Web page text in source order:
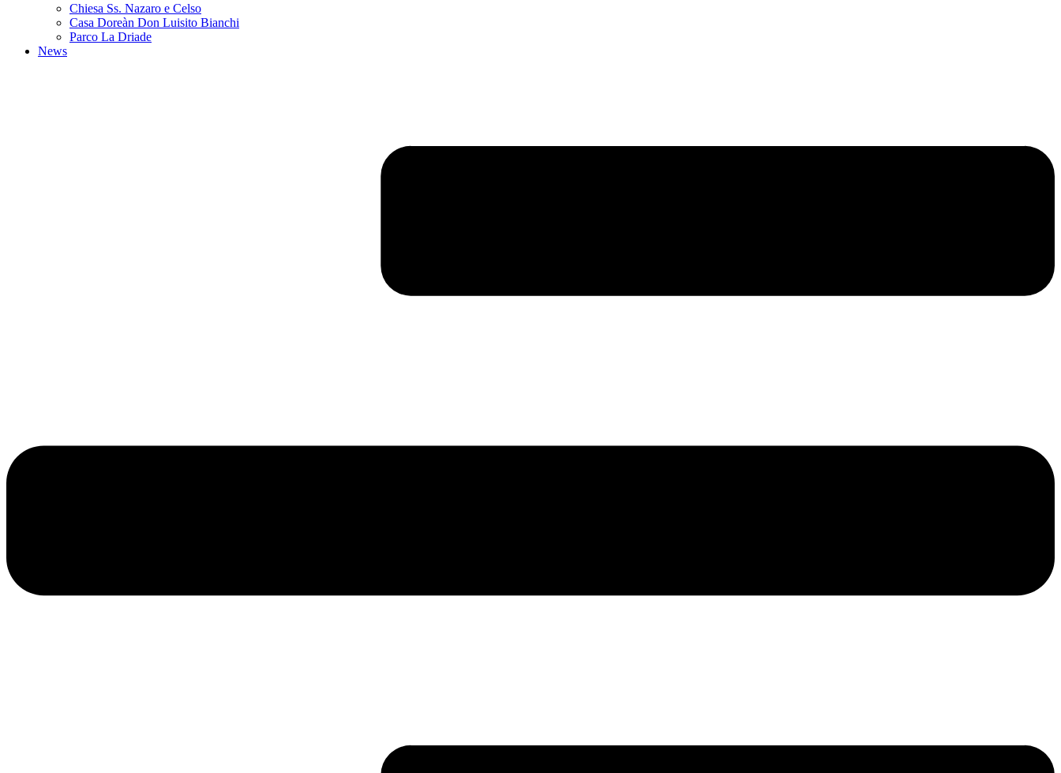
Chiesa Ss. Nazaro e Celso
Casa Doreàn Don Luisito Bianchi
Parco La Driade
News